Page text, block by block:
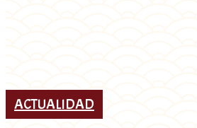
ACTUALIDAD